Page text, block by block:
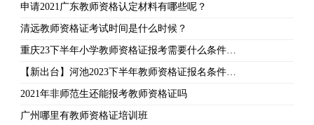
申请2021广东教师资格认定材料有哪些呢？
清远教师资格证考试时间是什么时候？
重庆23下半年小学教师资格证报考需要什么条件…
【新出台】河池2023下半年教师资格证报名条件…
2021年非师范生还能报考教师资格证吗
广州哪里有教师资格证培训班